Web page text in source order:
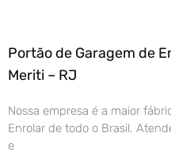
Portão de Garagem de
Meriti – RJ
Nossa empresa é a maior
Enrolar de todo o Brasil.
e